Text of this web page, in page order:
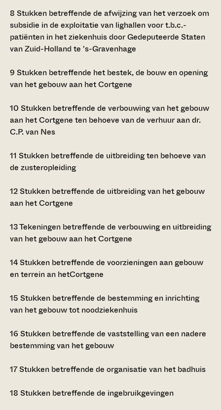
8 Stukken betreffende de afwijzing van het verzoek om
subsidie in de exploitatie van lighallen voor t.b.c.-
patiënten in het ziekenhuis door Gedeputeerde Staten
van Zuid-Holland te 's-Gravenhage
9 Stukken betreffende het bestek, de bouw en opening
van het gebouw aan het Cortgene
10 Stukken betreffende de verbouwing van het gebouw
aan het Cortgene ten behoeve van de verhuur aan dr.
C.P. van Nes
11 Stukken betreffende de uitbreiding ten behoeve van
de zusteropleiding
12Stukken betreffende de uitbreiding van het gebouw
aan het Cortgene
13Tekeningen betreffende de verbouwing en uitbreiding
van het gebouw aan het Cortgene
14Stukken betreffende de voorzieningen aan gebouw
en terrein an hetCortgene
15 Stukken betreffende de bestemming en inrichting
van het gebouw tot noodziekenhuis
16 Stukken betreffende de vaststelling van een nadere
bestemming van het gebouw
17Stukken betreffende de organisatie van het badhuis
18 Stukken betreffende de ingebruikgevingen